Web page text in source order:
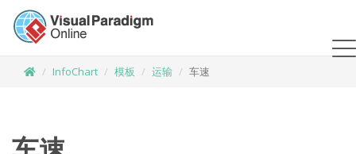
InfoChart 模板 运输 车速